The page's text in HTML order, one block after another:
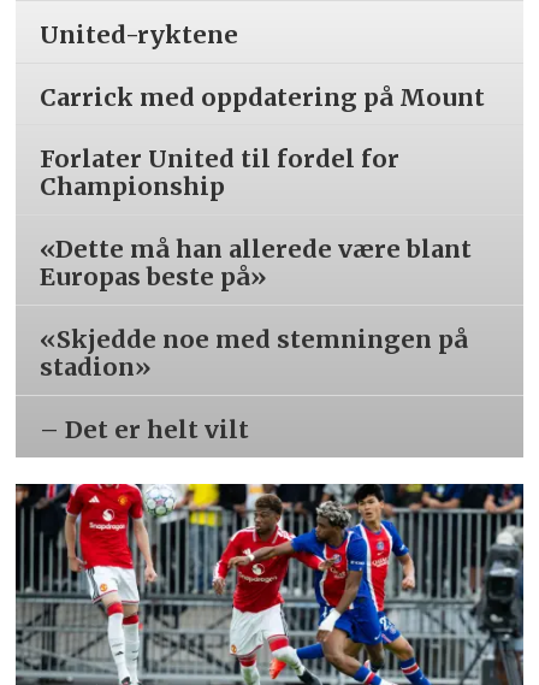
United-ryktene
Carrick med oppdatering på Mount
Forlater United til fordel for
Championship
«Dette må han allerede være blant
Europas beste på»
«Skjedde noe med stemningen på
stadion»
– Det er helt vilt